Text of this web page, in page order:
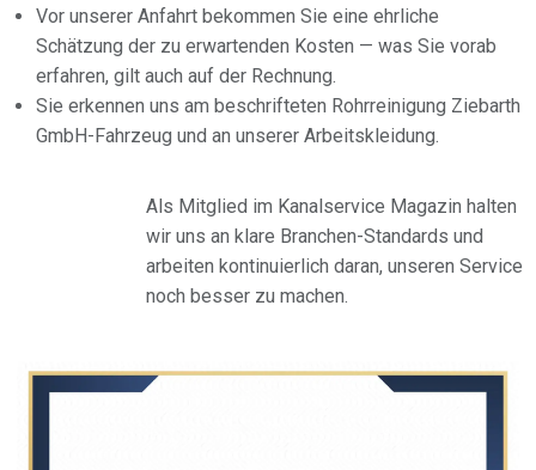
Vor unserer Anfahrt bekommen Sie eine ehrliche
Schätzung der zu erwartenden Kosten — was Sie vorab
erfahren, gilt auch auf der Rechnung.
Sie erkennen uns am beschrifteten Rohrreinigung Ziebarth
GmbH-Fahrzeug und an unserer Arbeitskleidung.
Als Mitglied im Kanalservice Magazin halten
wir uns an klare Branchen-Standards und
arbeiten kontinuierlich daran, unseren Service
noch besser zu machen.